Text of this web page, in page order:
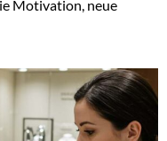
Motivation, neue